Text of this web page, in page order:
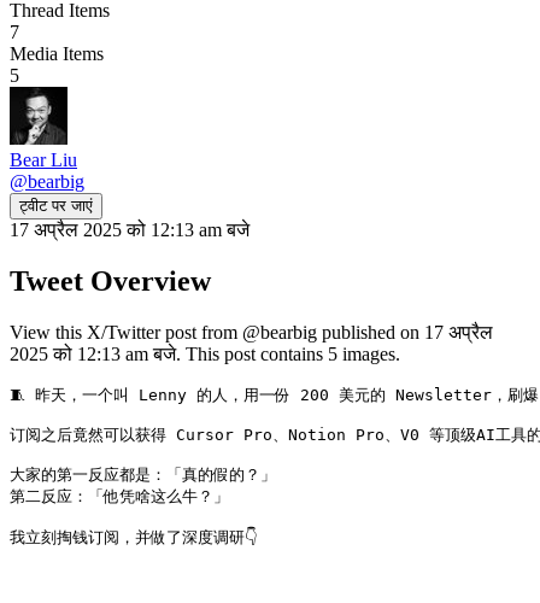
Thread Items
7
Media Items
5
Bear Liu
@bearbig
ट्वीट पर जाएं
17 अप्रैल 2025 को 12:13 am बजे
Tweet Overview
View this X/Twitter post from @bearbig published on 17 अप्रैल
2025 को 12:13 am बजे. This post contains 5 images.
🧵 昨天，一个叫 Lenny 的人，用一份 200 美元的 Newsletter，刷爆
订阅之后竟然可以获得 Cursor Pro、Notion Pro、V0 等顶级AI工具的
大家的第一反应都是：「真的假的？」
第二反应：「他凭啥这么牛？」
我立刻掏钱订阅，并做了深度调研👇